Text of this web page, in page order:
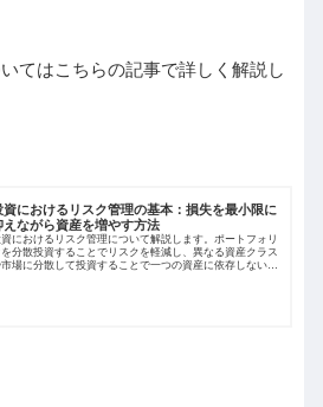
てはこちらの記事で詳しく解説し
資におけるリスク管理の基本：損失を最小限に
えながら資産を増やす方法
におけるリスク管理について解説します。ポートフォリ
を分散投資することでリスクを軽減し、異なる資産クラス
場に分散して投資することで一つの資産に依存しないよ